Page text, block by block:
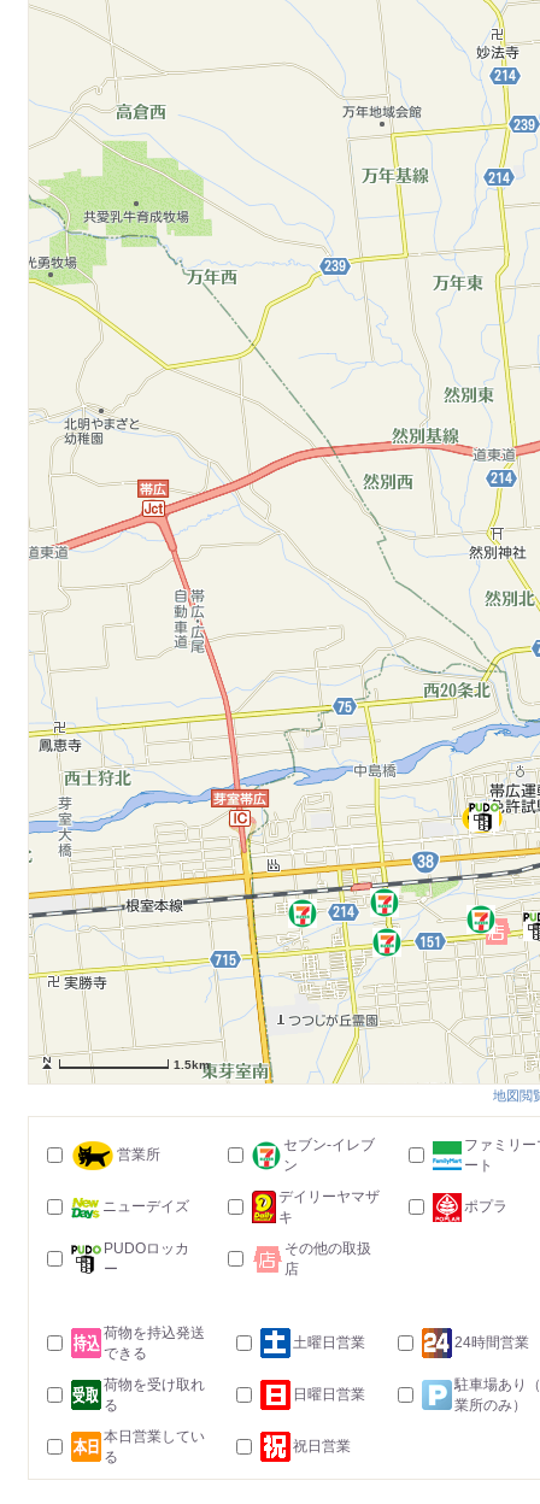
1.5km
地図閲
営業所
セブン-イレブ
ン
ファミリー
ート
ニューデイズ
デイリーヤマザ
キ
ポプラ
PUDOロッカ
ー
その他の取扱
店
荷物を持込発送
できる
土曜日営業 24時間営業
荷物を受け取れ
る
日曜日営業
駐車場あり
業所のみ）
本日営業してい
る
祝日営業